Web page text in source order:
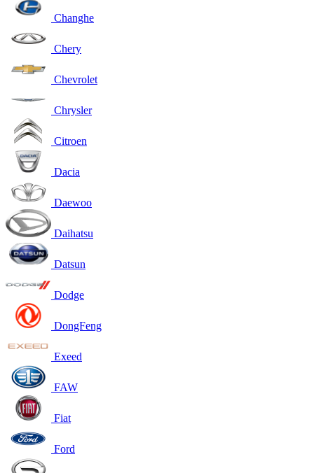
Changhe
Chery
Chevrolet
Chrysler
Citroen
Dacia
Daewoo
Daihatsu
Datsun
Dodge
DongFeng
Exeed
FAW
Fiat
Ford